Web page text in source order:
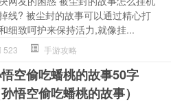
线? 被尘封的故事可以通过精心打
细致呵护来保持活力,就像挂...
523 手游攻略
空偷吃蟠桃的故事50字
孙悟空偷吃蟠桃的故事）